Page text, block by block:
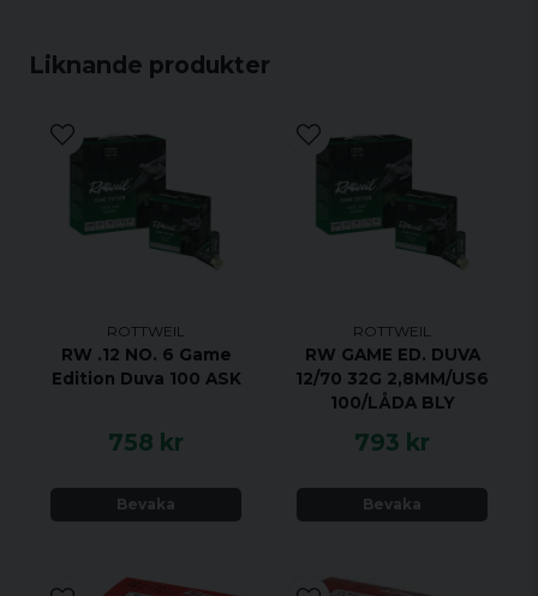
Liknande produkter
ROTTWEIL
RW .12 NO. 6 Game
Edition Duva 100 ASK
758 kr
Bevaka
ROTTWEIL
RW GAME ED. DUVA
12/70 32G 2,8MM/US6
100/LÅDA BLY
793 kr
Bevaka